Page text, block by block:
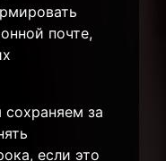
почте,
за
если это